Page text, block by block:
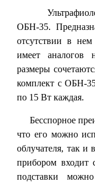
ОБН-35.
отсутствии в
имеет аналогов
размеры
комплект с ОБН-
по 15 Вт каждая.
Бесспорное
что его можно
облучателя, так и
прибором входит
подставки